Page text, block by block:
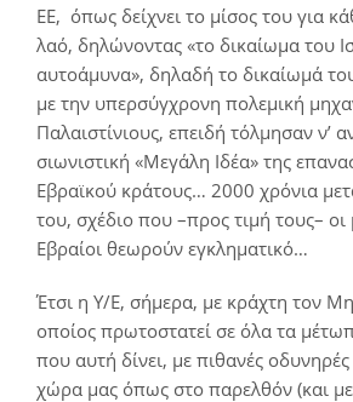
ΕΕ, όπως δείχνει το μίσος του για
λαό, δηλώνοντας «το δικαίωμα του
αυτοάμυνα», δηλαδή το δικαίωμά
με την υπερσύγχρονη πολεμική
Παλαιστίνιους, επειδή τόλμησαν ν’
σιωνιστική «Μεγάλη Ιδέα» της
Εβραϊκού κράτους… 2000 χρόνια
του, σχέδιο που –προς τιμή τους– οι
Εβραίοι θεωρούν εγκληματικό…
Έτσι η Υ/Ε, σήμερα, με κράχτη τον
οποίος πρωτοστατεί σε όλα τα
που αυτή δίνει, με πιθανές οδυνηρές
χώρα μας όπως στο παρελθόν (και